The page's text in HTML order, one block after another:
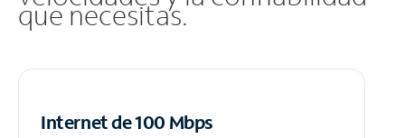
que necesitas.
Internet de 100 Mbps